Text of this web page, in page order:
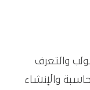
والتعرف
والإنشاء